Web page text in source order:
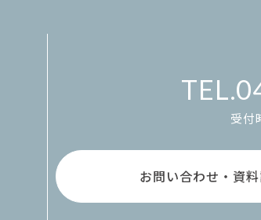
受付
お問い合わせ・資